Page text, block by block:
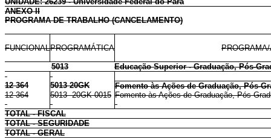
ANEXO II
PROGRAMA DE TRABALHO (CANCELAMENTO)
FUNCIONALPROGRAMÁTICA
5013 Educação Superior - Graduação, Pós-
12 364 5013 20GK
Fomento às Ações de Graduação, Pós-
12 364
5013 20GK 0015 Fomento às Ações de Graduação, Pós-
TOTAL - FISCAL
TOTAL - SEGURIDADE
TOTAL - GERAL